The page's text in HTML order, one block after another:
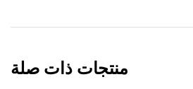
منتجات ذات صلة